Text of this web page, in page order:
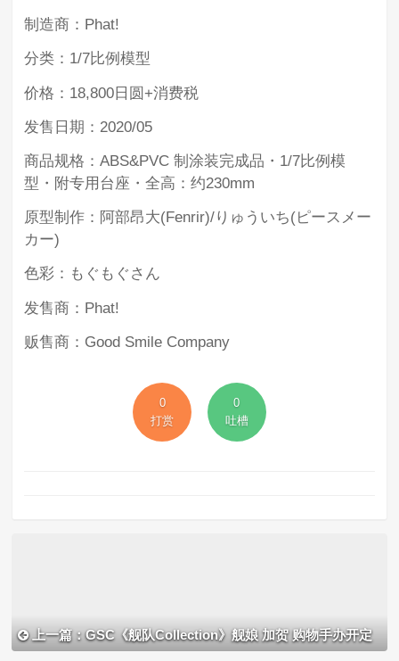
制造商：Phat!
分类：1/7比例模型
价格：18,800日圆+消费税
发售日期：2020/05
商品规格：ABS&PVC 制涂装完成品・1/7比例模
型・附专用台座・全高：约230mm
原型制作：阿部昂大(Fenrir)/りゅういち(ピースメー
カー)
色彩：もぐもぐさん
发售商：Phat!
贩售商：Good Smile Company
0
打赏
0
吐槽
上一篇：GSC《舰队Collection》舰娘 加贺 购物手办开定